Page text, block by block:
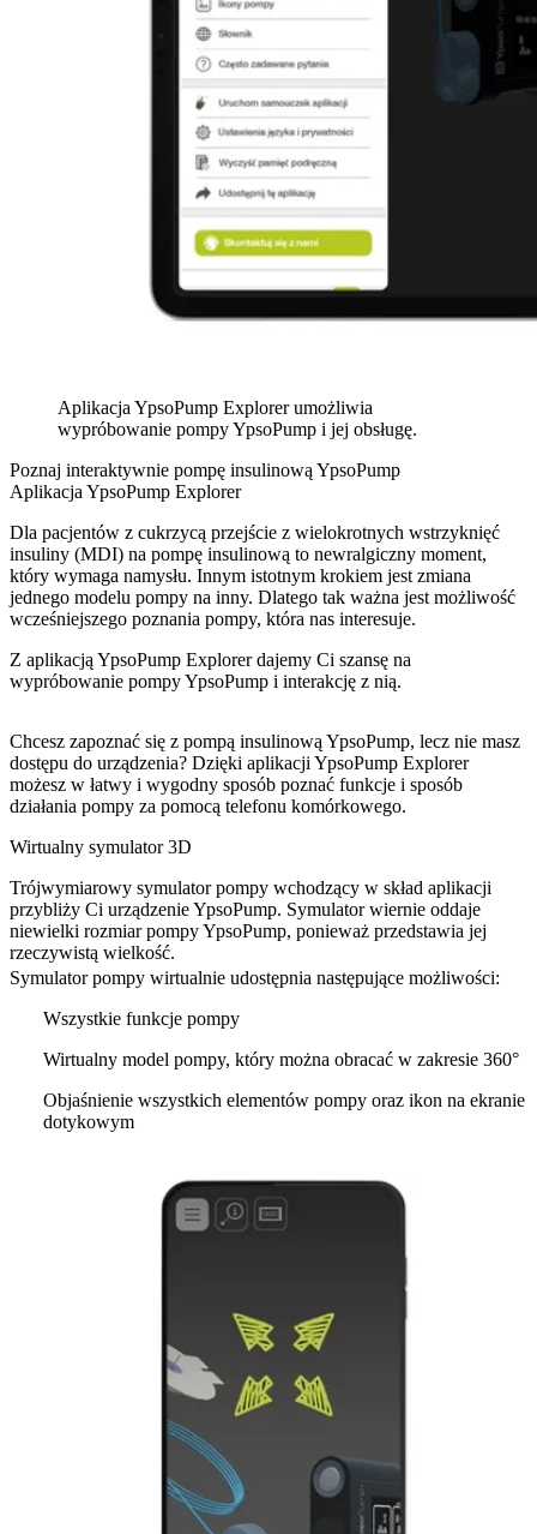
Aplikacja YpsoPump Explorer umożliwia
wypróbowanie pompy YpsoPump i jej obsługę.
Poznaj interaktywnie pompę insulinową YpsoPump
Aplikacja YpsoPump Explorer
Dla pacjentów z cukrzycą przejście z wielokrotnych wstrzyknięć
insuliny (MDI) na pompę insulinową to newralgiczny moment,
który wymaga namysłu. Innym istotnym krokiem jest zmiana
jednego modelu pompy na inny. Dlatego tak ważna jest możliwość
wcześniejszego poznania pompy, która nas interesuje.
Z aplikacją YpsoPump Explorer dajemy Ci szansę na
wypróbowanie pompy YpsoPump i interakcję z nią.
Chcesz zapoznać się z pompą insulinową YpsoPump, lecz nie masz
dostępu do urządzenia? Dzięki aplikacji YpsoPump Explorer
możesz w łatwy i wygodny sposób poznać funkcje i sposób
działania pompy za pomocą telefonu komórkowego.
Wirtualny symulator 3D
Trójwymiarowy symulator pompy wchodzący w skład aplikacji
przybliży Ci urządzenie YpsoPump. Symulator wiernie oddaje
niewielki rozmiar pompy YpsoPump, ponieważ przedstawia jej
rzeczywistą wielkość.
Symulator pompy wirtualnie udostępnia następujące możliwości:
Wszystkie funkcje pompy
Wirtualny model pompy, który można obracać w zakresie 360°
Objaśnienie wszystkich elementów pompy oraz ikon na ekranie
dotykowym